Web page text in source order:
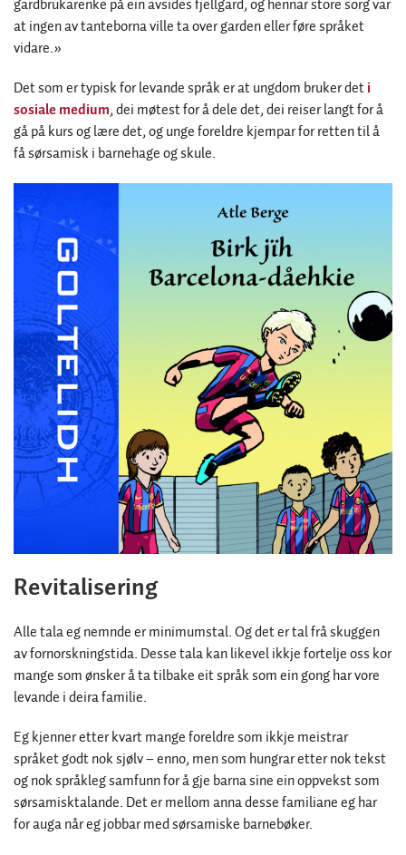
gardbrukarenke på ein avsides fjellgard, og hennar store sorg var
at ingen av tanteborna ville ta over garden eller føre språket
vidare.»
Det som er typisk for levande språk er at ungdom bruker deti
sosiale medium, dei møtest for å dele det, dei reiser langt for å
gå på kurs og lære det, og unge foreldre kjempar for retten til å
få sørsamisk i barnehage og skule.
Revitalisering
Alle tala eg nemnde er minimumstal. Og det er tal frå skuggen
av fornorskningstida. Desse tala kan likevel ikkje fortelje oss kor
mange som ønsker å ta tilbake eit språk som ein gong har vore
levande i deira familie.
Eg kjenner etter kvart mange foreldre som ikkje meistrar
språket godt nok sjølv – enno, men som hungrar etter nok tekst
og nok språkleg samfunn for å gje barna sine ein oppvekst som
sørsamisktalande. Det er mellom anna desse familiane eg har
for auga når eg jobbar med sørsamiske barnebøker.